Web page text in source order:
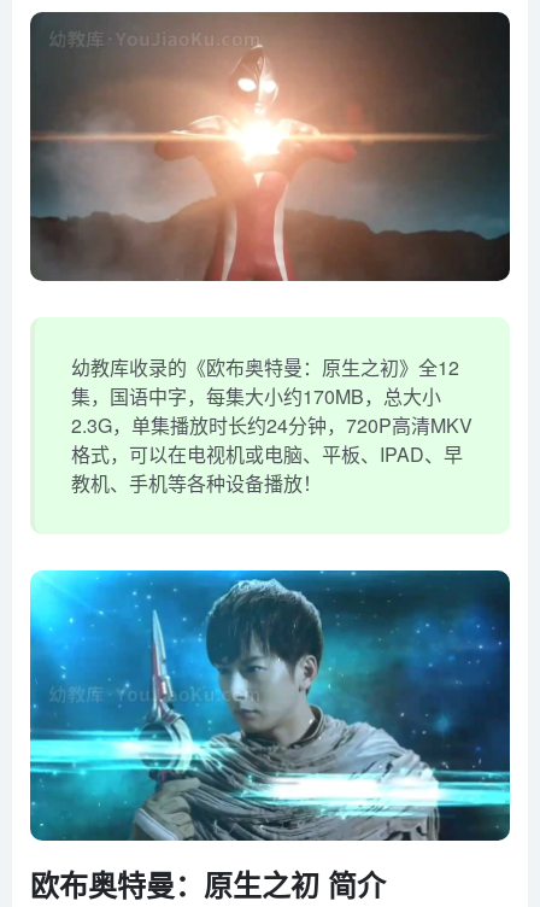
幼教库收录的《欧布奥特曼：原生之初》全12
集，国语中字，每集大小约170MB，总大小
2.3G，单集播放时长约24分钟，720P高清MKV
格式，可以在电视机或电脑、平板、IPAD、早
教机、手机等各种设备播放！
欧布奥特曼：原生之初 简介